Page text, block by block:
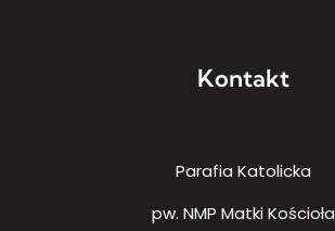
Kontakt
Parafia Katolicka
pw. NMP Matki Kościoła